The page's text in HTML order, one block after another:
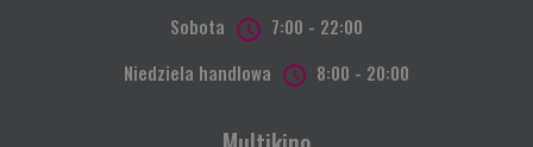
Sobota
7:00 - 22:00
Niedziela handlowa
8:00 - 20:00